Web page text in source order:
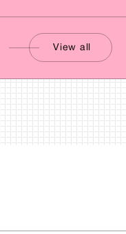
View all